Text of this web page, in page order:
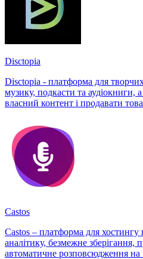
Disctopia
Disctopia - платформа для
музику, подкасти та аудіокниги,
власний контент і продавати
Castos
Castos – платформа для хостингу
аналітику, безмежне зберігання,
автоматичне розповсюдження